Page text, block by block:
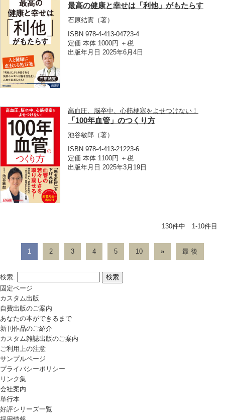
最高の健康と幸せは「利他」がもたらす
石原結實 （著）
ISBN 978-4-413-04723-4
定価 本体 1000円 ＋税
出版年月日 2025年6月4日
高血圧、脳卒中、心筋梗塞をよせつけない！
「100年血管」のつくり方
池谷敏郎 （著）
ISBN 978-4-413-21223-6
定価 本体 1100円 ＋税
出版年月日 2025年3月19日
130件中 1-10件目
1 2 3 4 5 10 » 最 後
検索:
固定ページ
カスタム出版
自費出版のご案内
あなたの本ができるまで
新刊作品のご紹介
カスタム雑誌出版のご案内
ご利用上の注意
サンプルページ
プライバシーポリシー
リンク集
会社案内
単行本
好評シリーズ一覧